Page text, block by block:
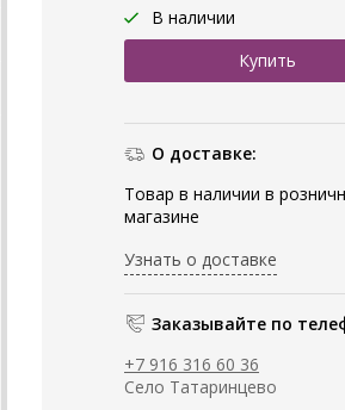
В наличии
О доставке:
Товар в наличии в
магазине
Узнать о доставке
Заказывайте по
+7 916 316 60 36
Село Татаринцево